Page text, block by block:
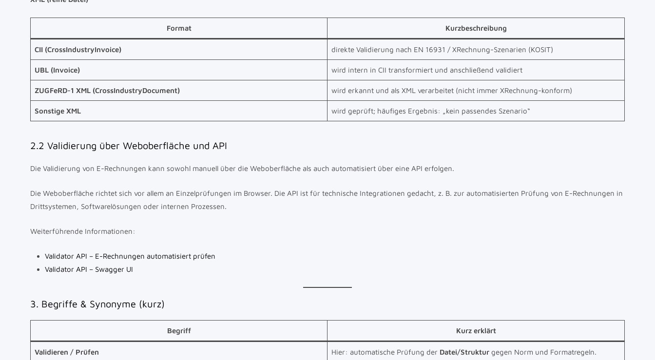
Format Kurzbeschreibung
CII (CrossIndustryInvoice) direkte Validierung nach EN 16931 / XRechnung-Szenarien (KOSIT)
UBL (Invoice) wird intern in CII transformiert und anschließend validiert
ZUGFeRD-1 XML (CrossIndustryDocument) wird erkannt und als XML verarbeitet (nicht immer XRechnung-konform)
Sonstige XML wird geprüft; häufiges Ergebnis: „kein passendes Szenario“
2.2 Validierung über Weboberfläche und API
Die Validierung von E-Rechnungen kann sowohl manuell über die Weboberfläche als auch automatisiert über eine API erfolgen.
Die Weboberfläche richtet sich vor allem an Einzelprüfungen im Browser. Die API ist für technische Integrationen gedacht, z. B. zur automatisierten Prüfung von E-Rechnungen in
Drittsystemen, Softwarelösungen oder internen Prozessen.
Weiterführende Informationen:
Validator API – E-Rechnungen automatisiert prüfen
Validator API – Swagger UI
3. Begriffe & Synonyme (kurz)
Begriff Kurz erklärt
Validieren / Prüfen Hier: automatische Prüfung der Datei/Strukturgegen Norm und Formatregeln.